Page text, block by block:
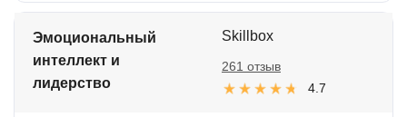
Эмоциональный
интеллект и
лидерство
Skillbox
4.7
261 отзыв